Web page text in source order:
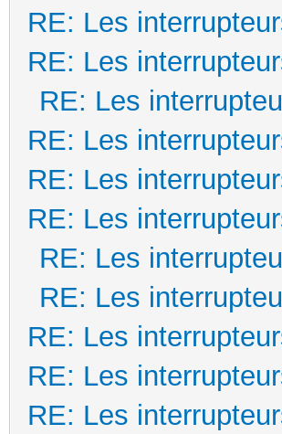
RE: Les
RE: Les
RE: Les
RE: Les
RE: Les
RE: Les
RE: Les
RE: Les
RE: Les
RE: Les
RE: Les